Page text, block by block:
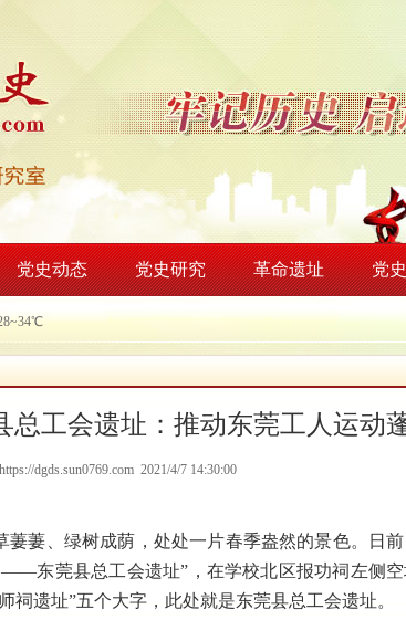
党史动态 党史研究 革命遗址 党
工会遗址：推动东莞工人运动
https://dgds.sun0769.com 2021/4/7 14:30:00
萋萋、绿树成荫，处处一片春季盎然的景色。日
东莞县总工会遗址”，在学校北区报功祠左侧
祠遗址”五个大字，此处就是东莞县总工会遗址。